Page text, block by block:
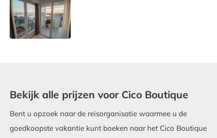
Bekijk alle prijzen voor Cico Boutique
Bent u opzoek naar de reisorganisatie waarmee u de
goedkoopste vakantie kunt boeken naar het Cico Boutique